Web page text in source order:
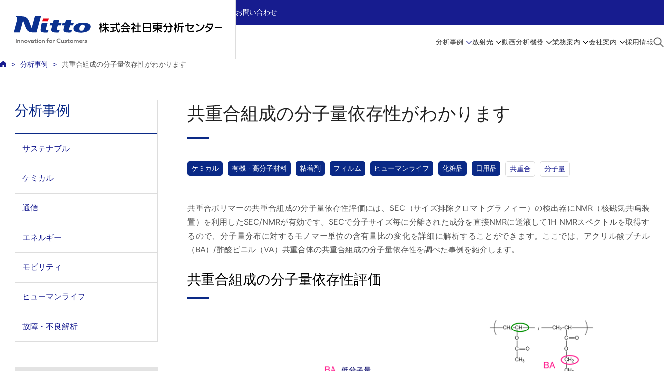
お問い合わせ
分析事例 放射光 動画分析機器 業務案内 会社案内 採用情報
分析事例 共重合組成の分子量依存性がわかります
共重合組成の分子量依存性がわかります
ケミカル 有機・高分子材料 粘着剤 フィルム ヒューマンライフ 化粧品 日用品 共重合 分子量
共重合ポリマーの共重合組成の分子量依存性評価には、SEC（サイズ排除クロマトグラフィー）の検出器にNMR（核磁気共鳴装
置）を利用したSEC/NMRが有効です。SECで分子サイズ毎に分離された成分を直接NMRに送液して1H NMRスペクトルを取得す
るので、分子量分布に対するモノマー単位の含有量比の変化を詳細に解析することができます。ここでは、アクリル酸ブチル
（BA）/酢酸ビニル（VA）共重合体の共重合組成の分子量依存性を調べた事例を紹介します。
共重合組成の分子量依存性評価
分析事例
サステナブル
ケミカル
通信
エネルギー
モビリティ
ヒューマンライフ
故障・不良解析